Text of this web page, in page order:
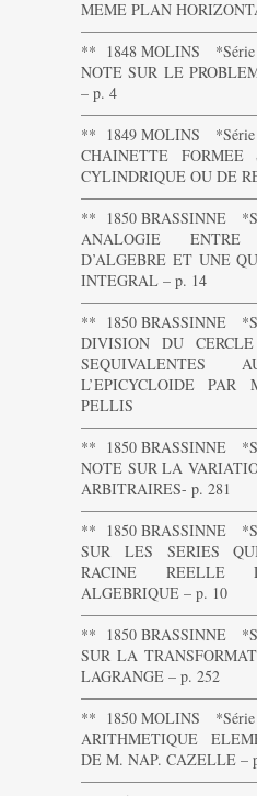
MEME PLAN
** 1848 MOLINS
NOTE SUR LE
– p. 4
** 1849 MOLINS
CHAINETTE FORMEE
CYLINDRIQUE OU DE
** 1850 BRASSINNE
ANALOGIE
D’ALGEBRE ET UNE
INTEGRAL – p. 14
** 1850 BRASSINNE
DIVISION DU
L’EPICYCLOIDE PAR
PELLIS
** 1850 BRASSINNE
NOTE SUR LA
ARBITRAIRES- p. 281
** 1850 BRASSINNE
SUR LES SERIES
RACINE REELLE
ALGEBRIQUE – p. 10
** 1850 BRASSINNE
SUR LA
LAGRANGE – p. 252
** 1850 MOLINS
ARITHMETIQUE
DE M. NAP. CAZELLE –